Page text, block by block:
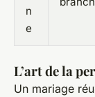
n
e
L’art de la
Un mariage